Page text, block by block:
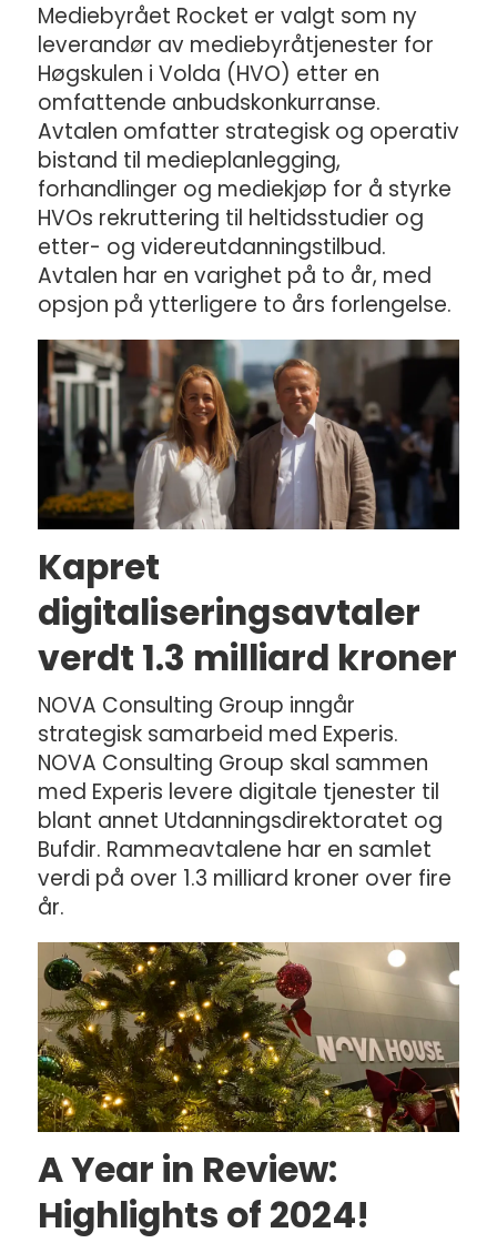
Mediebyrået Rocket er valgt som ny
leverandør av mediebyråtjenester for
Høgskulen i Volda (HVO) etter en
omfattende anbudskonkurranse.
Avtalen omfatter strategisk og operativ
bistand til medieplanlegging,
forhandlinger og mediekjøp for å styrke
HVOs rekruttering til heltidsstudier og
etter- og videreutdanningstilbud.
Avtalen har en varighet på to år, med
opsjon på ytterligere to års forlengelse.
Kapret
digitaliseringsavtaler
verdt 1.3 milliard kroner
NOVA Consulting Group inngår
strategisk samarbeid med Experis.
NOVA Consulting Group skal sammen
med Experis levere digitale tjenester til
blant annet Utdanningsdirektoratet og
Bufdir. Rammeavtalene har en samlet
verdi på over 1.3 milliard kroner over fire
år.
A Year in Review:
Highlights of 2024!